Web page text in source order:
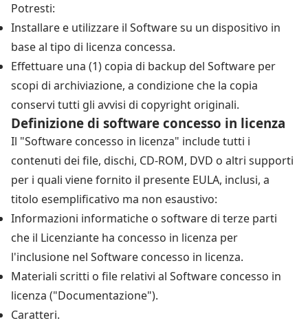
Potresti:
Installare e utilizzare il Software su un dispositivo in
base al tipo di licenza concessa.
Effettuare una (1) copia di backup del Software per
scopi di archiviazione, a condizione che la copia
conservi tutti gli avvisi di copyright originali.
Definizione di software concesso in licenza
Il "Software concesso in licenza" include tutti i
contenuti dei file, dischi, CD-ROM, DVD o altri supporti
per i quali viene fornito il presente EULA, inclusi, a
titolo esemplificativo ma non esaustivo:
Informazioni informatiche o software di terze parti
che il Licenziante ha concesso in licenza per
l'inclusione nel Software concesso in licenza.
Materiali scritti o file relativi al Software concesso in
licenza ("Documentazione").
Caratteri.